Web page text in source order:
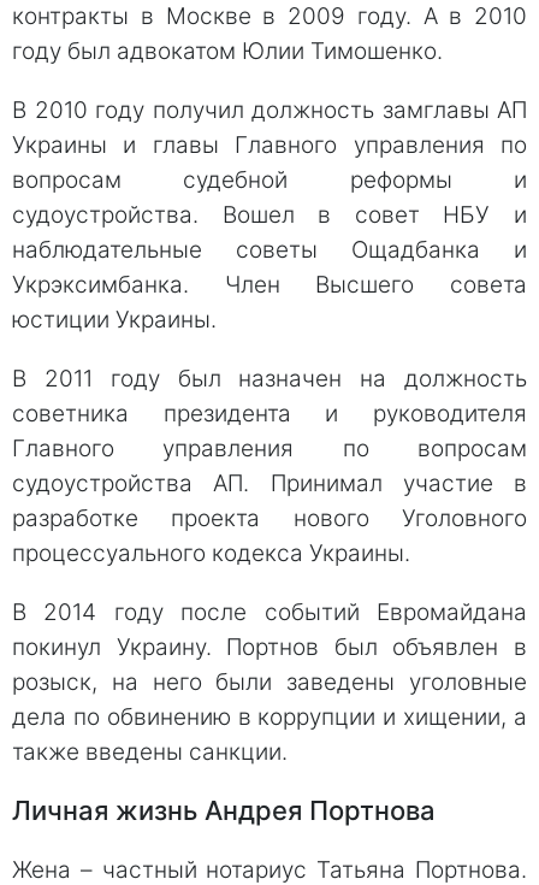
контракты в Москве в 2009 году. А в 2010
году был адвокатом Юлии Тимошенко.
В 2010 году получил должность замглавы АП
Украины и главы Главного управления по
вопросам судебной реформы и
судоустройства. Вошел в совет НБУ и
наблюдательные советы Ощадбанка и
Укрэксимбанка. Член Высшего совета
юстиции Украины.
В 2011 году был назначен на должность
советника президента и руководителя
Главного управления по вопросам
судоустройства АП. Принимал участие в
разработке проекта нового Уголовного
процессуального кодекса Украины.
В 2014 году после событий Евромайдана
покинул Украину. Портнов был объявлен в
розыск, на него были заведены уголовные
дела по обвинению в коррупции и хищении, а
также введены санкции.
Личная жизнь Андрея Портнова
Жена – частный нотариус Татьяна Портнова.